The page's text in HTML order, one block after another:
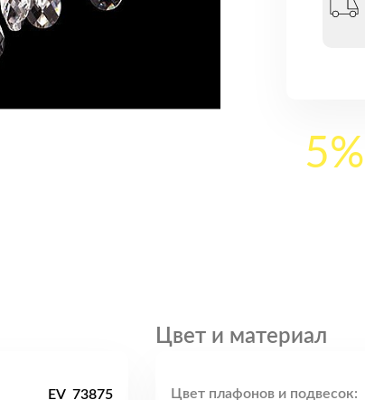
5%
EV_73875
Цвет и материал
Цвет плафонов и подвесок: